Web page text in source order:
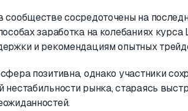
сосредоточены на
заработка на колебаниях
и рекомендациям опытных
позитивна, однако участники
нестабильности рынка, стараясь